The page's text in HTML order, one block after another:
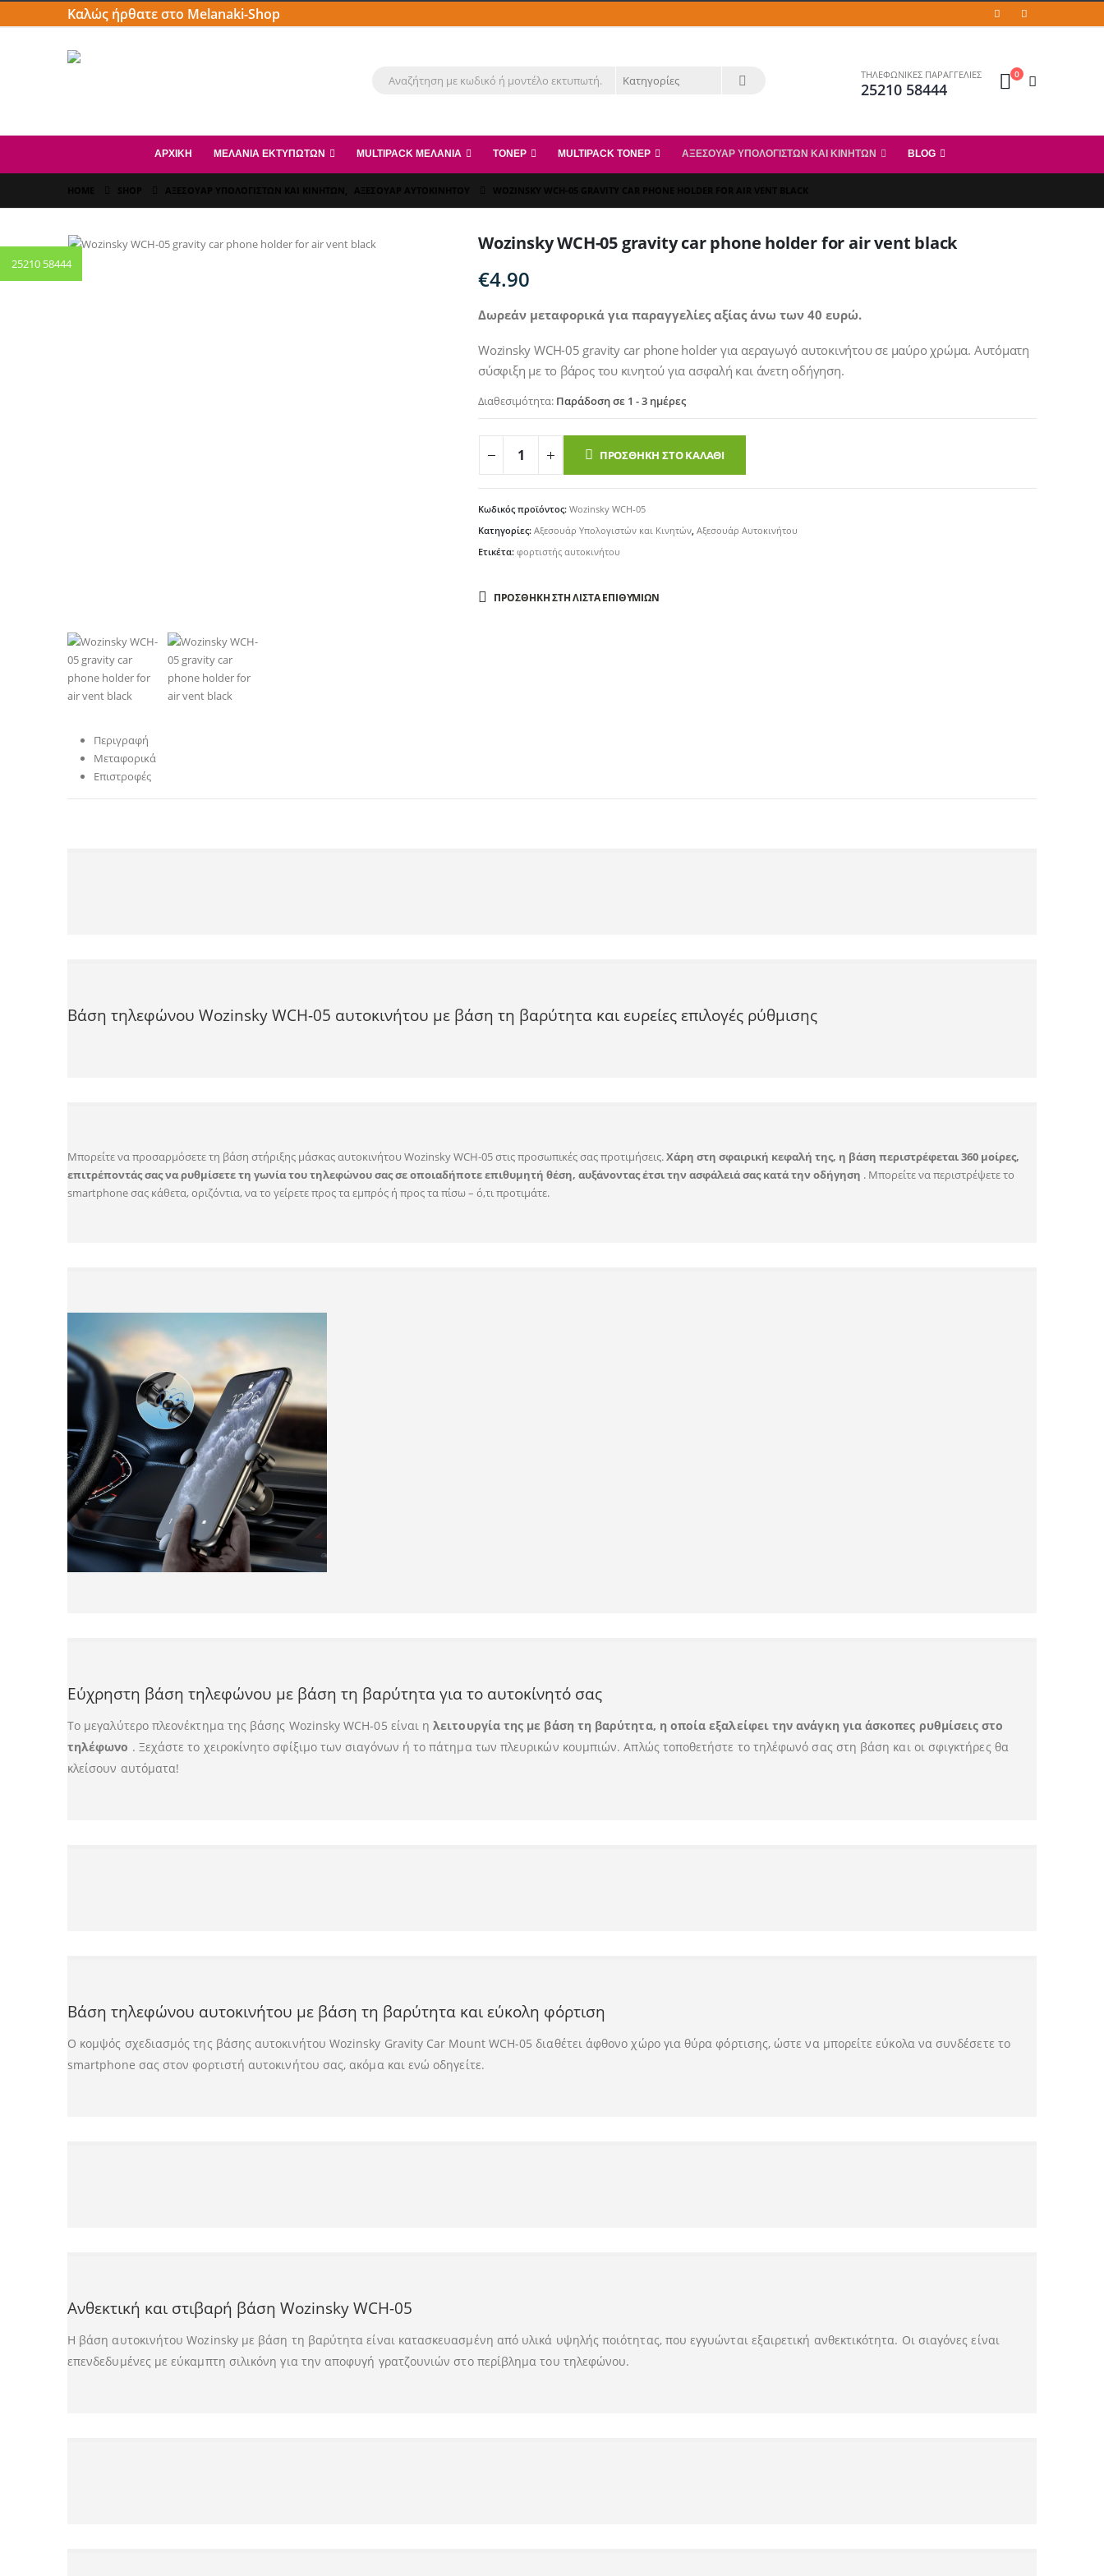
Καλώς ήρθατε στο Melanaki-Shop
ΤΗΛΕΦΩΝΙΚΕΣ ΠΑΡΑΓΓΕΛΙΕΣ
25210 58444
0
ΑΡΧΙΚΗ ΜΕΛΆΝΙΑ ΕΚΤΥΠΩΤΏΝ MULTIPACK ΜΕΛΆΝΙΑ ΤΌΝΕΡ MULTIPACK ΤΌΝΕΡ ΑΞΕΣΟΥΆΡ ΥΠΟΛΟΓΙΣΤΏΝ ΚΑΙ ΚΙΝΗΤΏΝ BLOG
Wozinsky WCH-05 gravity car phone holder for air vent black
€4.90
Δωρεάν μεταφορικά για παραγγελίες αξίας άνω των 40 ευρώ.
Wozinsky WCH-05 gravity car phone holder για αεραγωγό αυτοκινήτου σε μαύρο χρώμα. Αυτόματη
σύσφιξη με το βάρος του κινητού για ασφαλή και άνετη οδήγηση.
Διαθεσιμότητα: Παράδοση σε 1 - 3 ημέρες
ΠΡΟΣΘΉΚΗ ΣΤΟ ΚΑΛΆΘΙ
Κωδικός προϊόντος: Wozinsky WCH-05
Κατηγορίες: Αξεσουάρ Υπολογιστών και Κινητών Αξεσουάρ Αυτοκινήτου
Ετικέτα: φορτιστής αυτοκινήτου
ΠΡΟΣΘΉΚΗ ΣΤΗ ΛΊΣΤΑ ΕΠΙΘΥΜΙΏΝ
Περιγραφή
Μεταφορικά
Επιστροφές
Βάση τηλεφώνου Wozinsky WCH-05 αυτοκινήτου με βάση τη βαρύτητα και ευρείες επιλογές ρύθμισης
Μπορείτε να προσαρμόσετε τη βάση στήριξης μάσκας αυτοκινήτου Wozinsky WCH-05 στις προσωπικές σας προτιμήσεις.Χάρη στη σφαιρική κεφαλή της, η βάση περιστρέφεται 360 μοίρες,
επιτρέποντάς σας να ρυθμίσετε τη γωνία του τηλεφώνου σας σε οποιαδήποτε επιθυμητή θέση, αυξάνοντας έτσι την ασφάλειά σας κατά την οδήγηση . Μπορείτε να περιστρέψετε το
smartphone σας κάθετα, οριζόντια, να το γείρετε προς τα εμπρός ή προς τα πίσω – ό,τι προτιμάτε.
Εύχρηστη βάση τηλεφώνου με βάση τη βαρύτητα για το αυτοκίνητό σας
Το μεγαλύτερο πλεονέκτημα της βάσης Wozinsky WCH-05 είναι ηλειτουργία της με βάση τη βαρύτητα, η οποία εξαλείφει την ανάγκη για άσκοπες ρυθμίσεις στο
τηλέφωνο . Ξεχάστε το χειροκίνητο σφίξιμο των σιαγόνων ή το πάτημα των πλευρικών κουμπιών. Απλώς τοποθετήστε το τηλέφωνό σας στη βάση και οι σφιγκτήρες θα
κλείσουν αυτόματα!
Βάση τηλεφώνου αυτοκινήτου με βάση τη βαρύτητα και εύκολη φόρτιση
Ο κομψός σχεδιασμός της βάσης αυτοκινήτου Wozinsky Gravity Car Mount WCH-05 διαθέτει άφθονο χώρο για θύρα φόρτισης, ώστε να μπορείτε εύκολα να συνδέσετε το
smartphone σας στον φορτιστή αυτοκινήτου σας, ακόμα και ενώ οδηγείτε.
Ανθεκτική και στιβαρή βάση Wozinsky WCH-05
Η βάση αυτοκινήτου Wozinsky με βάση τη βαρύτητα είναι κατασκευασμένη από υλικά υψηλής ποιότητας, που εγγυώνται εξαιρετική ανθεκτικότητα. Οι σιαγόνες είναι
επενδεδυμένες με εύκαμπτη σιλικόνη για την αποφυγή γρατζουνιών στο περίβλημα του τηλεφώνου.
25210 58444